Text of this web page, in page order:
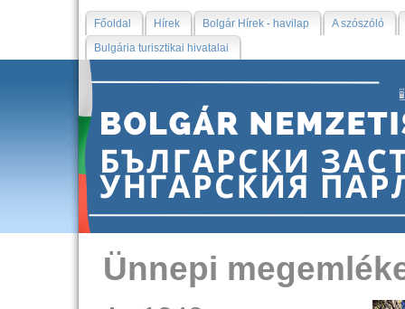
Főoldal Hírek Bolgár Hírek - havilap
A szószóló
Bulgária turisztikai hivatalai
Ünnepi